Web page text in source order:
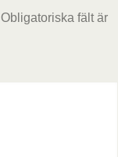
Obligatoriska fält är